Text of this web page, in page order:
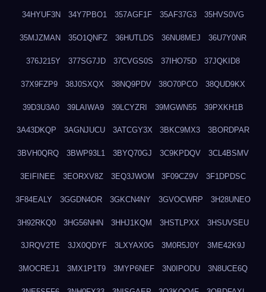
34HYUF3N 34Y7PBO1 357AGF1F 35AF37G3 35HVS0VG
35MJZMAN 35O1QNFZ 36HUTLDS 36NU8MEJ 36U7Y0NR
376J215Y 377SG7JD 37CVGS0S 37IHO75D 37JQKID8
37X9FZP9 38J0SXQX 38NQ9PDV 38O70PCO 38QUD9KX
39D3U3A0 39LAIWA9 39LCYZRI 39MGWN55 39PXKH1B
3A43DKQP 3AGNJUCU 3ATCGY3X 3BKC9MX3 3BORDPAR
3BVH0QRQ 3BWP93L1 3BYQ70GJ 3C9KPDQV 3CL4BSMV
3EIFINEE 3EORXV8Z 3EQ3JWOM 3F09CZ9V 3F1DPDSC
3F84EALY 3GGDN4OR 3GKCN4NY 3GVOCWRP 3H28UNEO
3H92RKQ0 3HG56NHN 3HHJ1KQM 3HSTLPXX 3HSUVSEU
3JRQV2TE 3JX0QDYF 3LXYAX0G 3M0R5J0Y 3ME42K9J
3MOCREJ1 3MX1P1T9 3MYP6NEF 3N0IPODU 3N8UCE6Q